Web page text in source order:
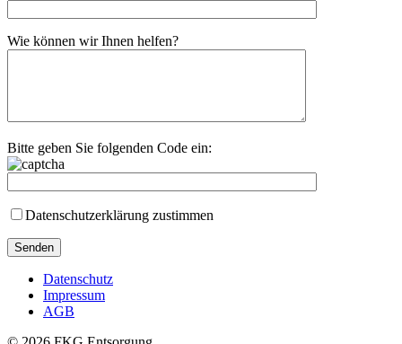
Wie können wir Ihnen helfen?
Bitte geben Sie folgenden Code ein:
Datenschutzerklärung zustimmen
Datenschutz
Impressum
AGB